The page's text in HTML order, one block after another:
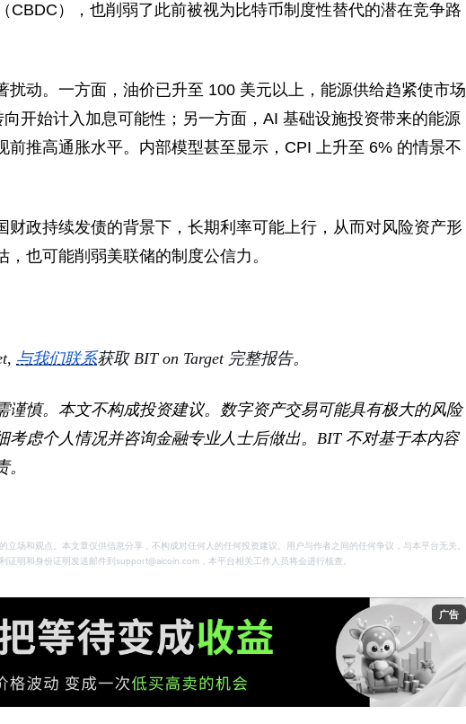
CBDC），也削弱了此前被视为比特币制度性替代的潜在竞争路
扰动。一方面，油价已升至 100 美元以上，能源供给趋紧使市场
向开始计入加息可能性；另一方面，AI 基础设施投资带来的能源
前推高通胀水平。内部模型甚至显示，CPI 上升至 6% 的情景不
财政持续发债的背景下，长期利率可能上行，从而对风险资产形
也可能削弱美联储的制度公信力。
与我们联系获取 BIT on Target 完整报告。
谨慎。本文不构成投资建议。数字资产交易可能具有极大的风险
考虑个人情况并咨询金融专业人士后做出。BIT 不对基于本内容
立场和观点。本文章仅供信息分享，不构成对任何人的任何投资建议。用户与作者之间的任何争议，与本平台无关。
证明和身份证明发送邮件到support@aicoin.com，本平台相关工作人员将会进行核查。
广告